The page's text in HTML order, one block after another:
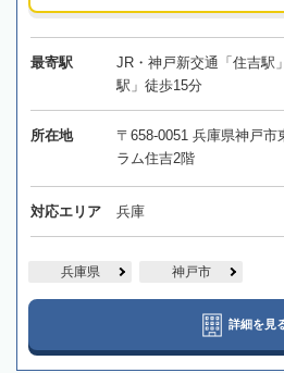
最寄駅
JR・神戸新交通「住吉駅
駅」徒歩15分
所在地
〒658-0051 兵庫県神戸
ラム住吉2階
対応エリア 兵庫
兵庫県 神戸市
詳細を見